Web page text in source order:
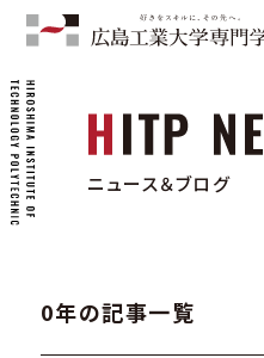
ニュース＆ブログ
0年の記事一覧